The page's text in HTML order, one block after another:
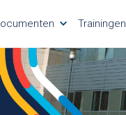
Trainingen